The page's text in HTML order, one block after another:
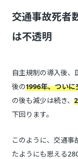
交通事故死者
は不透明
自主規制の導入後
後の1996年、つい
の後も減少は続き、
下回ります。
このように、交通事
たようにも思える